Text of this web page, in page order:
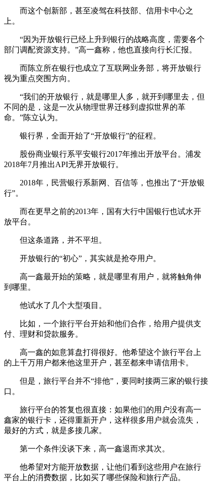
而这个创新部，甚至凌驾在科技部、信用卡中心之
上。
“因为开放银行已经上升到银行的战略高度，需要各个
部门调配资源支持。”高一鑫称，他也直接向行长汇报。
而陈立所在银行也成立了互联网业务部，将开放银行
视为重点突围方向。
“我们的开放银行，就是哪里人多，就开到哪里去，但
不同的是，这是一次从物理世界迁移到虚拟世界的革
命。”陈立认为。
银行界，全面开始了“开放银行”的征程。
股份商业银行系平安银行2017年推出开放平台。浦发
2018年7月推出API无界开放银行。
2018年，民营银行系新网、百信等，也推出了“开放银
行”。
而在更早之前的2013年，国有大行中国银行也试水开
放平台。
但这条道路，并不平坦。
开放银行的“初心”，其实就是抢夺用户。
高一鑫最开始的策略，就是哪里有用户，就将触角伸
到哪里。
他试水了几个大型项目。
比如，一个旅行平台开始和他们合作，给用户提供支
付、理财和贷款服务。
高一鑫的如意算盘打得很好。他希望这个旅行平台上
的上千万用户都来他这里开户，甚至都来申请信用卡。
但是，旅行平台并不“排他”，要同时接两三家的银行接
口。
旅行平台的答复也很直接：如果他们的用户没有高一
鑫家的银行卡，还得重新开户，这样很多用户就会流失，
最好的方式，就是多接几家。
第一个条件没谈下来，高一鑫退而求其次。
他希望对方能开放数据，让他们看到这些用户在旅行
平台上的消费数据，比如买了哪些保险和旅行产品。